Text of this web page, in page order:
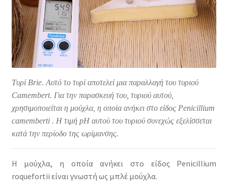
Τυρί Brie. Αυτό το τυρί αποτελεί μια παραλλαγή του τυριού
Camembert. Για την παρασκευή του, τυριού αυτού,
χρησιμοποιείται η μούχλα, η οποία ανήκει στο είδος Penicillium
camemberti . H τιμή pH αυτού του τυριού συνεχώς εξελίσσεται
κατά την περίοδο της ωρίμανσης.
Η μούχλα, η οποία ανήκει στο είδος Penicillium
roquefortii είναι γνωστή ως μπλέ μούχλα.